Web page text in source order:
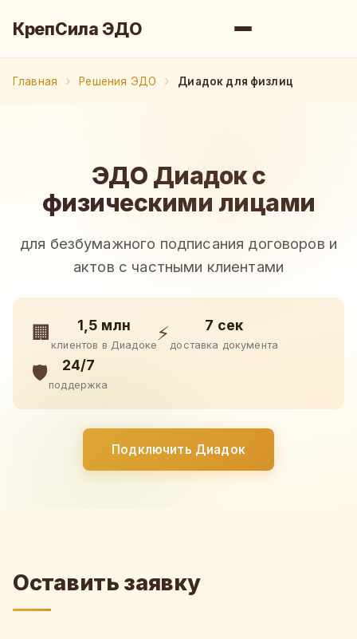
КрепСила ЭДО
Главная Решения ЭДО Диадок для физлиц
ЭДО Диадок с
физическими лицами
для безбумажного подписания договоров и
актов с частными клиентами
🏢 1,5 млн
клиентов в Диадоке
⚡ 7 сек
доставка документа
🛡️ 24/7
поддержка
Подключить Диадок
Оставить заявку